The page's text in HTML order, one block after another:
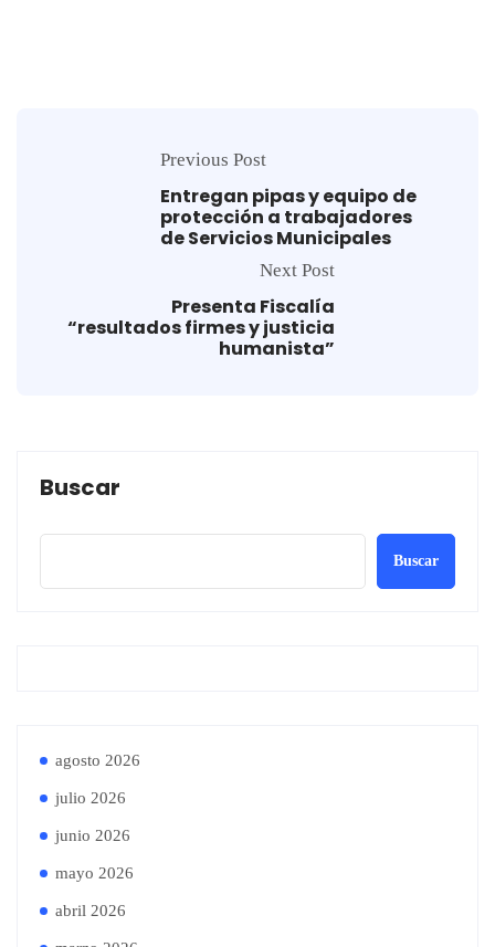
Previous Post
Entregan pipas y equipo de
protección a trabajadores
de Servicios Municipales
Next Post
Presenta Fiscalía
“resultados firmes y justicia
humanista”
Buscar
Buscar
agosto 2026
julio 2026
junio 2026
mayo 2026
abril 2026